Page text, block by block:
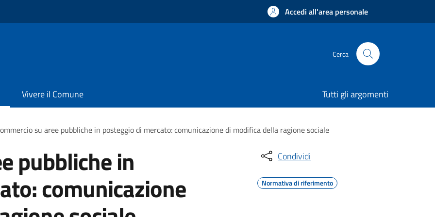
Accedi all'area personale
Cerca
Vivere il Comune Tutti gli argomenti
su aree pubbliche in posteggio di mercato: comunicazione di modifica della ragione sociale
pubbliche in
comunicazione
Condividi
Normativa di riferimento